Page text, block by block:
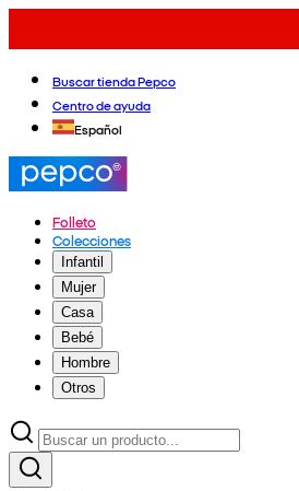
Buscar tienda Pepco
Centro de ayuda
Español
Folleto
Colecciones
Infantil
Mujer
Casa
Bebé
Hombre
Otros